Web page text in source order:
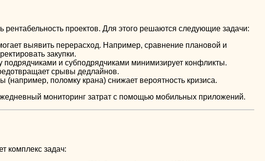
рентабельность проектов. Для этого решаются следующие задачи:
выявить перерасход. Например, сравнение плановой и
закупки.
подрядчиками и субподрядчиками минимизирует конфликты.
срывы дедлайнов.
поломку крана) снижает вероятность кризиса.
мониторинг затрат с помощью мобильных приложений.
комплекс задач: